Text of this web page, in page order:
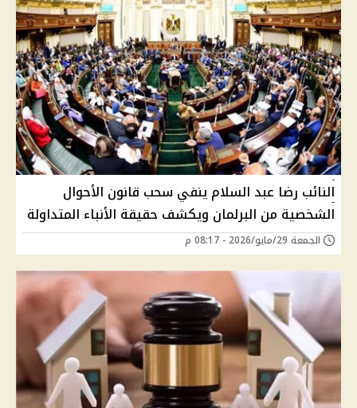
النائب رضا عبد السلام ينفي سحب قانون الأحوال
الشخصية من البرلمان ويكشف حقيقة الأنباء المتداولة
الجمعة 29/مايو/2026 - 08:17 م